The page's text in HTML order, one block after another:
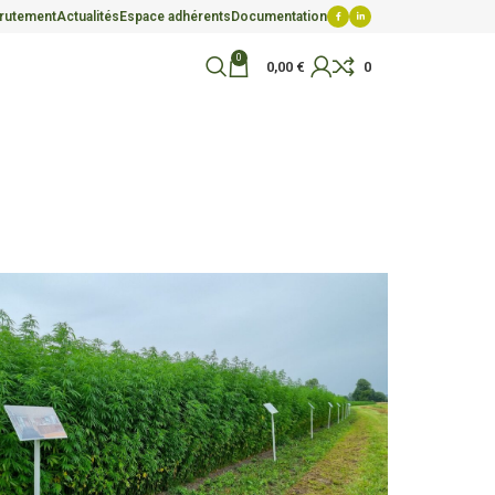
Actualités Espace adhérents Documentation
0
0,00 € 0